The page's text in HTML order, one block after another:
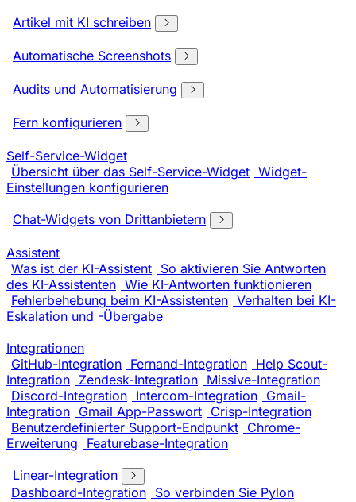
Artikel mit KI schreiben
Automatische Screenshots
Audits und Automatisierung
Fern konfigurieren
Self-Service-Widget
Übersicht über das Self-Service-Widget Widget-
Einstellungen konfigurieren
Chat-Widgets von Drittanbietern
Assistent
Was ist der KI-Assistent So aktivieren Sie Antworten
des KI-Assistenten Wie KI-Antworten funktionieren
Fehlerbehebung beim KI-Assistenten Verhalten bei KI-
Eskalation und -Übergabe
Integrationen
GitHub-Integration Fernand-Integration Help Scout-
Integration Zendesk-Integration Missive-Integration
Discord-Integration Intercom-Integration Gmail-
Integration Gmail App-Passwort Crisp-Integration
Benutzerdefinierter Support-Endpunkt Chrome-
Erweiterung
Featurebase-Integration
Linear-Integration
Dashboard-Integration So verbinden Sie Pylon